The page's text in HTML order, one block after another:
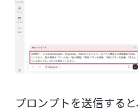
プロンプトを送信する